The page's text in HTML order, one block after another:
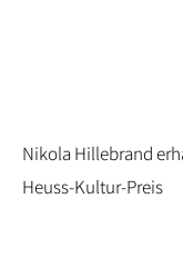
Nikola Hillebrand
Heuss-Kultur-Preis